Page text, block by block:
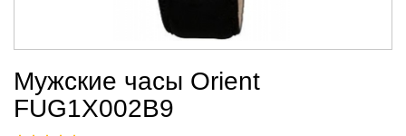
Мужские часы Orient
FUG1X002B9